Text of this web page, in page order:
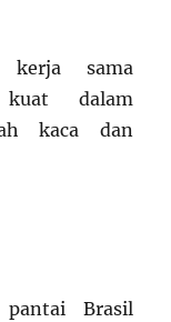
kerja sama
dalam
kaca dan
Brasil